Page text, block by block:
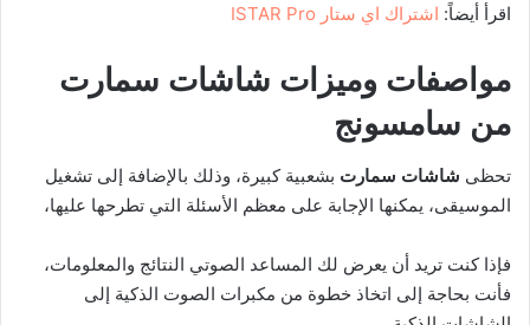
اقرأ أيضاً: اشتراك اي ستار ISTAR Pro
مواصفات وميزات شاشات سمارت
من سامسونج
تحظى شاشات سمارت بشعبية كبيرة، وذلك بالإضافة إلى تشغيل
الموسيقى، يمكنها الإجابة على معظم الأسئلة التي تطرحها عليها،
فإذا كنت تريد أن يعرض لك المساعد الصوتي النتائج والمعلومات،
فأنت بحاجة إلى اتخاذ خطوة من مكبرات الصوت الذكية إلى